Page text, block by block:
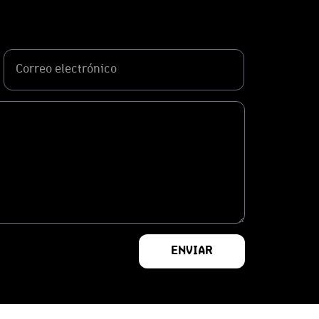
ENVIAR